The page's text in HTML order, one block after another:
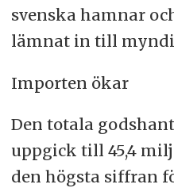
svenska hamnar
lämnat in till
Importen ökar
Den totala
uppgick till 45,4
den högsta siffran